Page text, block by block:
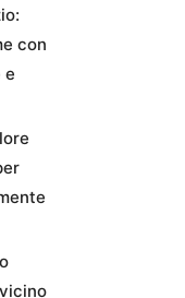
con
e